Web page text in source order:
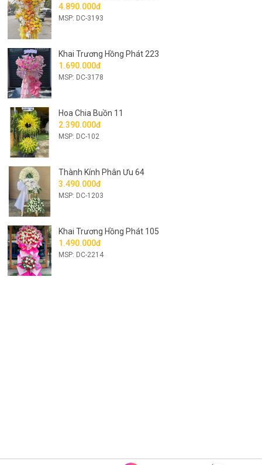
4.890.000đ
MSP: DC-3193
Khai Trương Hồng Phát 223
1.690.000đ
MSP: DC-3178
Hoa Chia Buồn 11
2.390.000đ
MSP: DC-102
Thành Kính Phân Ưu 64
3.490.000đ
MSP: DC-1203
Khai Trương Hồng Phát 105
1.490.000đ
MSP: DC-2214